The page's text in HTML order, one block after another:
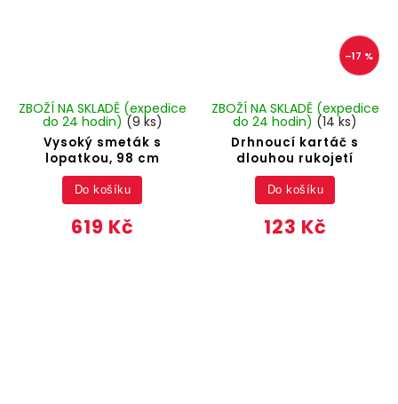
Vysoký smeták s
lopatkou, 98 cm
ZBOŽÍ NA SKLADĚ (expedice
do 24 hodin) (9 ks)
619 Kč
Do košíku
–17 %
Drhnoucí kartáč s
dlouhou rukojetí
ZBOŽÍ NA SKLADĚ (expedice
do 24 hodin) (14 ks)
123 Kč
Do košíku